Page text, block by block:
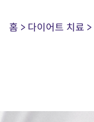
홈 > 다이어트 치료 >